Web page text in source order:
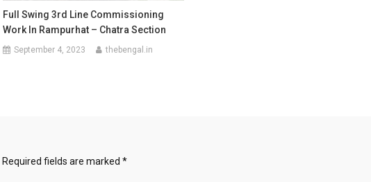
Full Swing 3rd Line Commissioning
Work In Rampurhat – Chatra Section
September 4, 2023 thebengal.in
Required fields are marked *